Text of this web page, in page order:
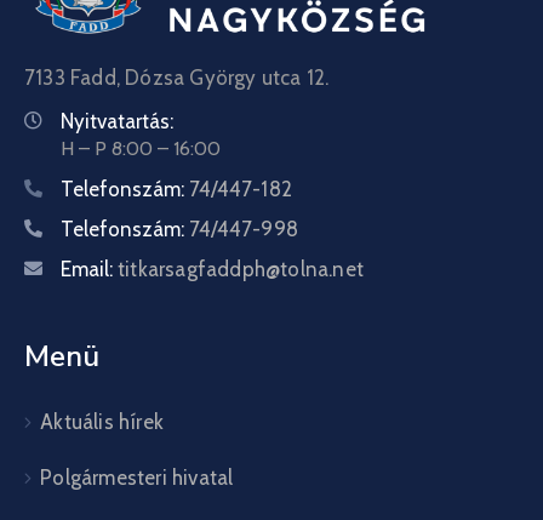
7133 Fadd, Dózsa György utca 12.
Nyitvatartás:
H – P 8:00 – 16:00
Telefonszám: 74/447-182
Telefonszám: 74/447-998
Email: titkarsagfaddph@tolna.net
Menü
Aktuális hírek
Polgármesteri hivatal